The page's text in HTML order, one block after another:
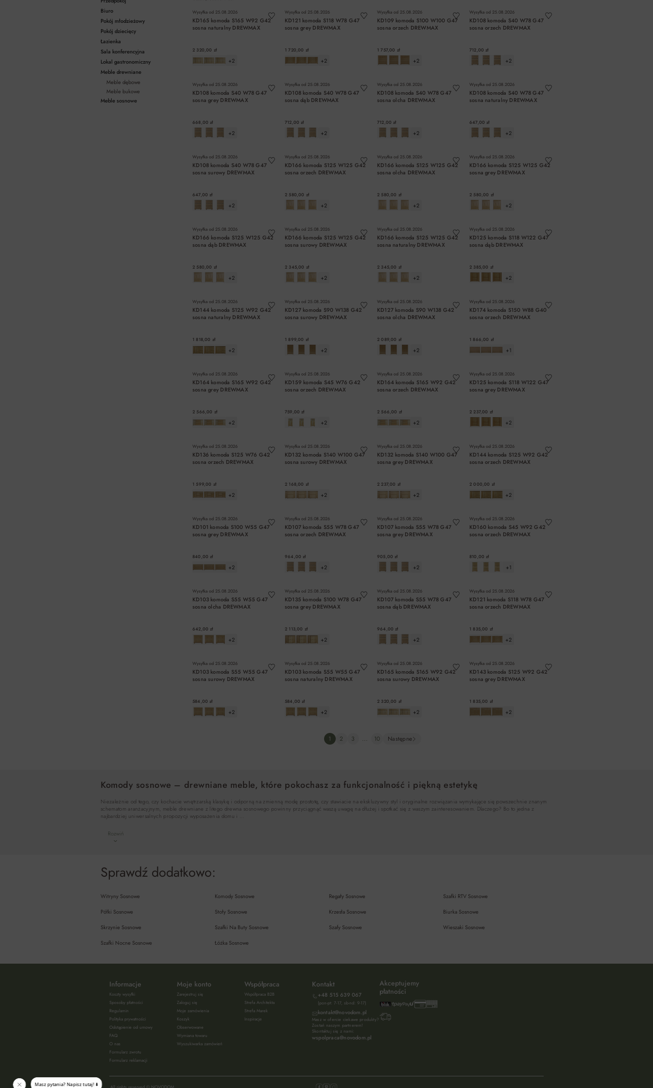
Biuro
Pokój młodzieżowy
Pokój dziecięcy
Łazienka
Sala konferencyjna
Lokal gastronomiczny
Meble drewniane
Meble dębowe
Meble bukowe
Meble sosnowe
Wysyłka od 25.08.2026
KD165 komoda S165 W92 G42
sosna naturalny DREWMAX
2 320,00 zł
+2
Wysyłka od 25.08.2026
KD121 komoda S118 W78 G47
sosna grey DREWMAX
1 720,00 zł
+2
Wysyłka od 25.08.2026
KD109 komoda S100 W100 G47
sosna orzech DREWMAX
1 757,00 zł
+2
Wysyłka od 25.08.2026
KD108 komoda S40 W78 G47
sosna orzech DREWMAX
712,00 zł
+2
Wysyłka od 25.08.2026
KD108 komoda S40 W78 G47
sosna grey DREWMAX
668,00 zł
+2
Wysyłka od 25.08.2026
KD108 komoda S40 W78 G47
sosna dąb DREWMAX
712,00 zł
+2
Wysyłka od 25.08.2026
KD108 komoda S40 W78 G47
sosna olcha DREWMAX
712,00 zł
+2
Wysyłka od 25.08.2026
KD108 komoda S40 W78 G47
sosna naturalny DREWMAX
647,00 zł
+2
Wysyłka od 25.08.2026
KD108 komoda S40 W78 G47
sosna surowy DREWMAX
647,00 zł
+2
Wysyłka od 25.08.2026
KD166 komoda S125 W125 G42
sosna orzech DREWMAX
2 580,00 zł
+2
Wysyłka od 25.08.2026
KD166 komoda S125 W125 G42
sosna olcha DREWMAX
2 580,00 zł
+2
Wysyłka od 25.08.2026
KD166 komoda S125 W125 G42
sosna grey DREWMAX
2 580,00 zł
+2
Wysyłka od 25.08.2026
KD166 komoda S125 W125 G42
sosna dąb DREWMAX
2 580,00 zł
+2
Wysyłka od 25.08.2026
KD166 komoda S125 W125 G42
sosna surowy DREWMAX
2 345,00 zł
+2
Wysyłka od 25.08.2026
KD166 komoda S125 W125 G42
sosna naturalny DREWMAX
2 345,00 zł
+2
Wysyłka od 25.08.2026
KD125 komoda S118 W122 G47
sosna dąb DREWMAX
2 385,00 zł
+2
Wysyłka od 25.08.2026
KD144 komoda S125 W92 G42
sosna naturalny DREWMAX
1 818,00 zł
+2
Wysyłka od 25.08.2026
KD127 komoda S90 W138 G42
sosna surowy DREWMAX
1 899,00 zł
+2
Wysyłka od 25.08.2026
KD127 komoda S90 W138 G42
sosna olcha DREWMAX
2 089,00 zł
+2
Wysyłka od 25.08.2026
KD174 komoda S150 W88 G40
sosna orzech DREWMAX
1 866,00 zł
+1
Wysyłka od 25.08.2026
KD164 komoda S165 W92 G42
sosna grey DREWMAX
2 566,00 zł
+2
Wysyłka od 25.08.2026
KD159 komoda S45 W76 G42
sosna orzech DREWMAX
759,00 zł
+2
Wysyłka od 25.08.2026
KD164 komoda S165 W92 G42
sosna orzech DREWMAX
2 566,00 zł
+2
Wysyłka od 25.08.2026
KD125 komoda S118 W122 G47
sosna grey DREWMAX
2 237,00 zł
+2
Wysyłka od 25.08.2026
KD136 komoda S125 W76 G42
sosna orzech DREWMAX
1 599,00 zł
+2
Wysyłka od 25.08.2026
KD132 komoda S140 W100 G47
sosna surowy DREWMAX
2 168,00 zł
+2
Wysyłka od 25.08.2026
KD132 komoda S140 W100 G47
sosna grey DREWMAX
2 237,00 zł
+2
Wysyłka od 25.08.2026
KD144 komoda S125 W92 G42
sosna orzech DREWMAX
2 000,00 zł
+2
Wysyłka od 25.08.2026
KD101 komoda S100 W55 G47
sosna grey DREWMAX
840,00 zł
+2
Wysyłka od 25.08.2026
KD107 komoda S55 W78 G47
sosna orzech DREWMAX
964,00 zł
+2
Wysyłka od 25.08.2026
KD107 komoda S55 W78 G47
sosna grey DREWMAX
905,00 zł
+2
Wysyłka od 25.08.2026
KD160 komoda S45 W92 G42
sosna orzech DREWMAX
810,00 zł
+1
Wysyłka od 25.08.2026
KD103 komoda S55 W55 G47
sosna olcha DREWMAX
642,00 zł
+2
Wysyłka od 25.08.2026
KD135 komoda S100 W78 G47
sosna grey DREWMAX
2 113,00 zł
+2
Wysyłka od 25.08.2026
KD107 komoda S55 W78 G47
sosna dąb DREWMAX
964,00 zł
+2
Wysyłka od 25.08.2026
KD121 komoda S118 W78 G47
sosna orzech DREWMAX
1 835,00 zł
+2
Wysyłka od 25.08.2026
KD103 komoda S55 W55 G47
sosna surowy DREWMAX
584,00 zł
+2
Wysyłka od 25.08.2026
KD103 komoda S55 W55 G47
sosna naturalny DREWMAX
584,00 zł
+2
Wysyłka od 25.08.2026
KD165 komoda S165 W92 G42
sosna surowy DREWMAX
2 320,00 zł
+2
Wysyłka od 25.08.2026
KD143 komoda S125 W92 G42
sosna grey DREWMAX
1 835,00 zł
+2
1 2 3 ... 10 Następne
Komody sosnowe – drewniane meble, które pokochasz za funkcjonalność i piękną estetykę
Niezależnie od tego, czy kochacie wnętrzarską klasykę i odporną na zmienną modę prostotę, czy stawiacie na ekskluzywny styl i oryginalne rozwiązania wymykające się powszechnie znanym
schematom aranżacyjnym, meble drewniane z litego drewna sosnowego powinny przyciągnąć waszą uwagę na dłużej i spotkać się z waszym zainteresowaniem. Dlaczego? Bo to jedna z
najbardziej uniwersalnych propozycji wyposażenia domu i …
Rozwiń
Sprawdź dodatkowo:
Witryny Sosnowe Komody Sosnowe Regały Sosnowe
Szafki RTV Sosnowe
Półki Sosnowe
Stoły Sosnowe Krzesła Sosnowe
Biurka Sosnowe
Skrzynie Sosnowe
Szafki Na Buty Sosnowe Szafy Sosnowe
Wieszaki Sosnowe
Szafki Nocne Sosnowe
Łóżka Sosnowe
Informacje
Koszty wysyłki
Sposoby płatności
Regulamin
Polityka prywatności
Odstąpienie od umowy
FAQ
O nas
Formularz zwrotu
Formularz reklamacji
Moje konto
Zarejestruj się
Zaloguj się
Moje zamówienia
Koszyk
Obserwowane
Wymiana towaru
Wyszukiwarka zamówień
Współpraca
Współpraca B2B
Strefa Architekta
Strefa Marek
Inspiracje
Kontakt
+48 515 639 067
(pon-pt: 7-17, sb-nd: 9-17)
kontakt@novodom.pl
Masz w ofercie ciekawe produkty?
Zostań naszym partnerem!
Skontaktuj się z nami:
wspolpraca@novodom.pl
Akceptujemy
płatności